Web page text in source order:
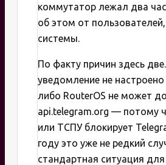
коммутатор лежал два
об этом от
системы.
По факту причин здесь
уведомление не
либо RouterOS не может
api.telegram.org — потому
или ТСПУ блокирует
году это уже не редкий
стандартная ситуация для